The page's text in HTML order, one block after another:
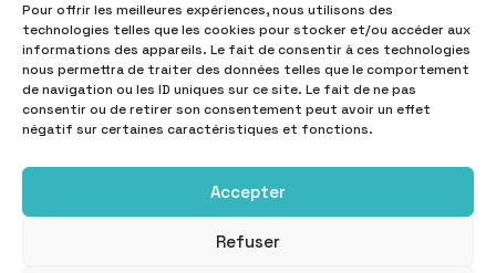
Pour offrir les meilleures expériences, nous utilisons des
technologies telles que les cookies pour stocker et/ou accéder aux
informations des appareils. Le fait de consentir à ces technologies
nous permettra de traiter des données telles que le comportement
de navigation ou les ID uniques sur ce site. Le fait de ne pas
consentir ou de retirer son consentement peut avoir un effet
négatif sur certaines caractéristiques et fonctions.
Accepter
Refuser